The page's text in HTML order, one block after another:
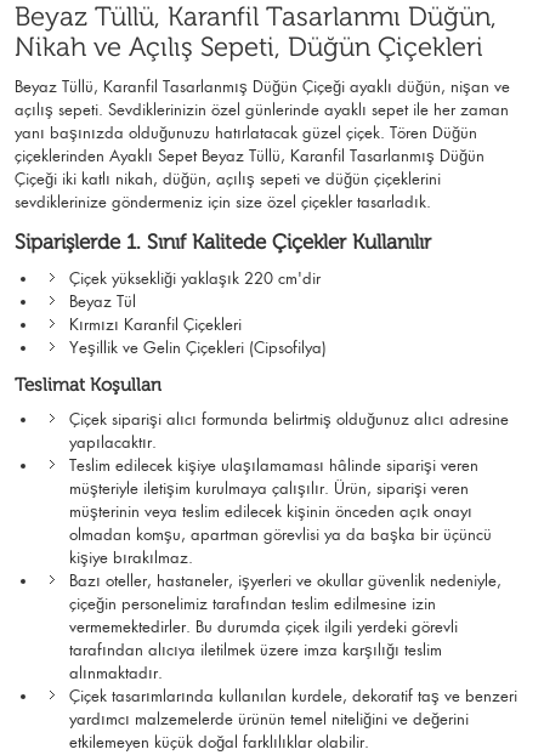
Beyaz Tüllü, Karanfil Tasarlanmı Düğün,
Nikah ve Açılış Sepeti, Düğün Çiçekleri
Beyaz Tüllü, Karanfil Tasarlanmış Düğün Çiçeği ayaklı düğün, nişan ve
açılış sepeti. Sevdiklerinizin özel günlerinde ayaklı sepet ile her zaman
yanı başınızda olduğunuzu hatırlatacak güzel çiçek. Tören Düğün
çiçeklerinden Ayaklı Sepet Beyaz Tüllü, Karanfil Tasarlanmış Düğün
Çiçeği iki katlı nikah, düğün, açılış sepeti ve düğün çiçeklerini
sevdiklerinize göndermeniz için size özel çiçekler tasarladık.
Siparişlerde 1. Sınıf Kalitede Çiçekler Kullanılır
Çiçek yüksekliği yaklaşık 220 cm'dir
Beyaz Tül
Kırmızı Karanfil Çiçekleri
Yeşillik ve Gelin Çiçekleri (Cipsofilya)
Teslimat Koşulları
Çiçek siparişi alıcı formunda belirtmiş olduğunuz alıcı adresine
yapılacaktır.
Teslim edilecek kişiye ulaşılamaması hâlinde siparişi veren
müşteriyle iletişim kurulmaya çalışılır. Ürün, siparişi veren
müşterinin veya teslim edilecek kişinin önceden açık onayı
olmadan komşu, apartman görevlisi ya da başka bir üçüncü
kişiye bırakılmaz.
Bazı oteller, hastaneler, işyerleri ve okullar güvenlik nedeniyle,
çiçeğin personelimiz tarafından teslim edilmesine izin
vermemektedirler. Bu durumda çiçek ilgili yerdeki görevli
tarafından alıcıya iletilmek üzere imza karşılığı teslim
alınmaktadır.
Çiçek tasarımlarında kullanılan kurdele, dekoratif taş ve benzeri
yardımcı malzemelerde ürünün temel niteliğini ve değerini
etkilemeyen küçük doğal farklılıklar olabilir.